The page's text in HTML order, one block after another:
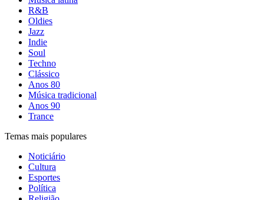
R&B
Oldies
Jazz
Indie
Soul
Techno
Clássico
Anos 80
Música tradicional
Anos 90
Trance
Temas mais populares
Noticiário
Cultura
Esportes
Política